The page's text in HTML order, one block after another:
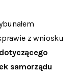
z wniosku
dotyczącego
samorządu